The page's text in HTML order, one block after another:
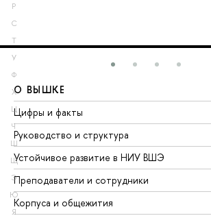
Р
С
Т
У
Ф
Х
Ц
Ч
Ш
Щ
Э
Ю
Я
О ВЫШКЕ
Цифры и факты
Руководство и структура
Устойчивое развитие в НИУ ВШЭ
Преподаватели и сотрудники
Корпуса и общежития